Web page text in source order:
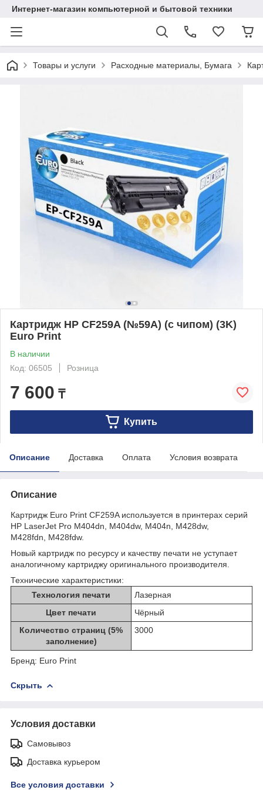
Интернет-магазин компьютерной и бытовой техники
Товары и услуги Расходные материалы, Бумага
Картридж HP CF259A (№59A) (с чипом) (3K)
Euro Print
В наличии
Код: 06505
Розница
7 600 ₸
Купить
Описание Доставка Оплата Условия возврата
Описание
Картридж Euro Print CF259A используется в принтерах серий
HP LaserJet Pro M404dn, M404dw, M404n, M428dw,
M428fdn, M428fdw.
Новый картридж по ресурсу и качеству печати не уступает
аналогичному картриджу оригинального производителя.
Технические характеристики:
Технология печати
Лазерная
Цвет печати
Чёрный
Количество страниц (5%
заполнение)
3000
Бренд: Euro Print
Скрыть
Условия доставки
Самовывоз
Доставка курьером
Все условия доставки